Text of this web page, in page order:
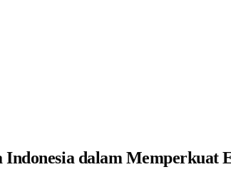
Indonesia dalam Memperkuat